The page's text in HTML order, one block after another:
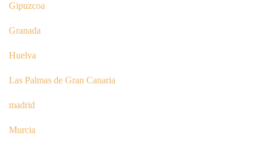
Gipuzcoa
Granada
Huelva
Las Palmas de Gran Canaria
madrid
Murcia